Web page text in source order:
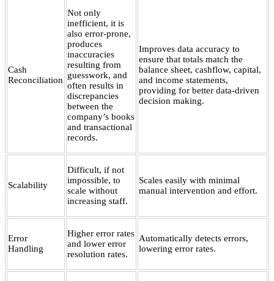
Cash
Reconciliation
Not only
inefficient, it is
also error-prone,
produces
inaccuracies
resulting from
guesswork, and
often results in
discrepancies
between the
company’s books
and transactional
records.
Improves data accuracy to
ensure that totals match the
balance sheet, cashflow, capital,
and income statements,
providing for better data-driven
decision making.
Scalability
Difficult, if not
impossible, to
scale without
increasing staff.
Scales easily with minimal
manual intervention and effort.
Error
Handling
Higher error rates
and lower error
resolution rates.
Automatically detects errors,
lowering error rates.